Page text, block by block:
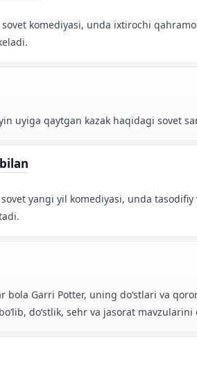
sovet komediyasi, unda ixtirochi
uyiga qaytgan kazak haqidagi sovet
yangi yil komediyasi, unda
bola Garri Potter, uning doʻstlari va
doʻstlik, sehr va jasorat mavzularini